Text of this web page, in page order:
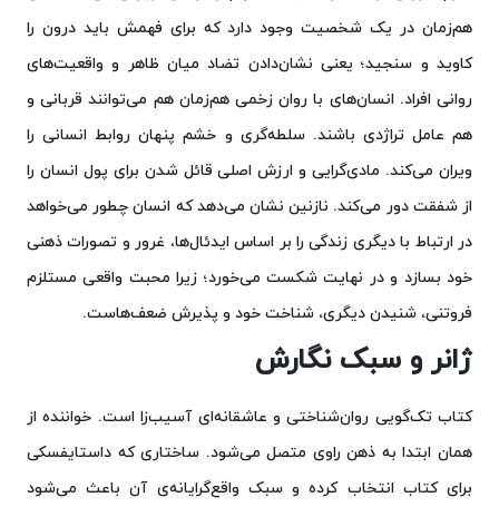
هم‌زمان در یک شخصیت وجود دارد که برای فهمش باید درون را
کاوید و سنجید؛ یعنی نشان‌دادن تضاد میان ظاهر و واقعیت‌های
روانی افراد. انسان‌های با روان زخمی هم‌زمان هم می‌توانند قربانی و
هم عامل تراژدی باشند. سلطه‌گری و خشم پنهان روابط انسانی را
ویران می‌کند. مادی‌گرایی و ارزش اصلی قائل شدن برای پول انسان را
از شفقت دور می‌کند. نازنین نشان می‌دهد که انسان چطور می‌خواهد
در ارتباط با دیگری زندگی را بر اساس ایدئال‌ها، غرور و تصورات ذهنی
خود بسازد و در نهایت شکست می‌خورد؛ زیرا محبت واقعی مستلزم
فروتنی، شنیدن دیگری، شناخت خود و پذیرش ضعف‌هاست.
ژانر و سبک نگارش
کتاب تک‌گویی روان‌شناختی و عاشقانه‌ای آسیب‌زا است. خواننده از
همان ابتدا به ذهن راوی متصل می‌شود. ساختاری که داستایفسکی
برای کتاب انتخاب کرده و سبک واقع‌گرایانه‌ی آن باعث می‌شود